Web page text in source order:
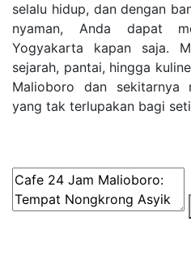
selalu hidup, dan dengan
nyaman, Anda dapat
Yogyakarta kapan saja.
sejarah, pantai, hingga
Malioboro dan sekitarnya
yang tak terlupakan bagi